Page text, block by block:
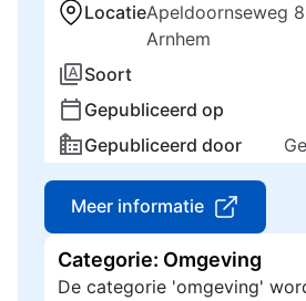
LocatieApeldoornseweg
Arnhem
Soort
Gepubliceerd op
Gepubliceerd door
Meer informatie
Categorie: Omgeving
De categorie 'omgeving'